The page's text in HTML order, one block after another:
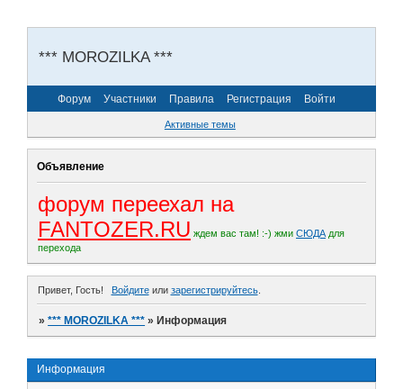
*** MOROZILKA ***
Форум Участники Правила Регистрация Войти
Активные темы
Объявление
форум переехал на
FANTOZER.RU ждем вас там! :-) жми СЮДА для
перехода
Привет, Гость! Войдитеили зарегистрируйтесь.
»*** MOROZILKA *** » Информация
Информация